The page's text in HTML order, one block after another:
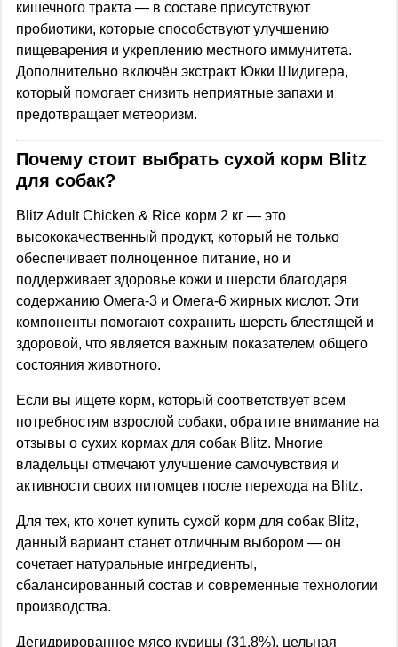
кишечного тракта — в составе присутствуют
пробиотики, которые способствуют улучшению
пищеварения и укреплению местного иммунитета.
Дополнительно включён экстракт Юкки Шидигера,
который помогает снизить неприятные запахи и
предотвращает метеоризм.
Почему стоит выбрать сухой корм Blitz
для собак?
Blitz Adult Chicken & Rice корм 2 кг — это
высококачественный продукт, который не только
обеспечивает полноценное питание, но и
поддерживает здоровье кожи и шерсти благодаря
содержанию Омега-3 и Омега-6 жирных кислот. Эти
компоненты помогают сохранить шерсть блестящей и
здоровой, что является важным показателем общего
состояния животного.
Если вы ищете корм, который соответствует всем
потребностям взрослой собаки, обратите внимание на
отзывы о сухих кормах для собак Blitz. Многие
владельцы отмечают улучшение самочувствия и
активности своих питомцев после перехода на Blitz.
Для тех, кто хочет купить сухой корм для собак Blitz,
данный вариант станет отличным выбором — он
сочетает натуральные ингредиенты,
сбалансированный состав и современные технологии
производства.
Дегидрированное мясо курицы (31,8%), цельная